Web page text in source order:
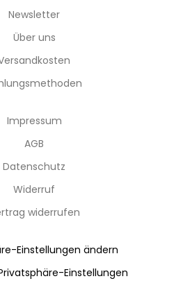
Newsletter
Über uns
Impressum
AGB
Datenschutz
Widerruf
widerrufen
Einstellungen ändern
Einstellungen